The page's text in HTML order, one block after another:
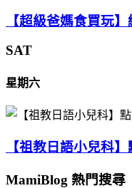
【超級爸媽食買玩
SAT
星期六
【祖教日語小兒科】
MamiBlog 熱門搜尋